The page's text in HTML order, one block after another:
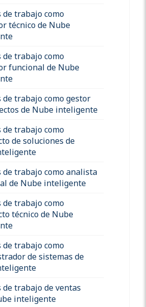
de trabajo como
técnico de Nube
de trabajo como
funcional de Nube
de trabajo como gestor
de Nube inteligente
de trabajo como
de soluciones de
de trabajo como analista
de Nube inteligente
de trabajo como
técnico de Nube
de trabajo como
de sistemas de
de trabajo de ventas
inteligente